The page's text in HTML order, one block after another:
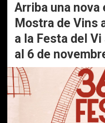
Arriba una nova
Mostra de Vins
a la Festa del Vi
al 6 de